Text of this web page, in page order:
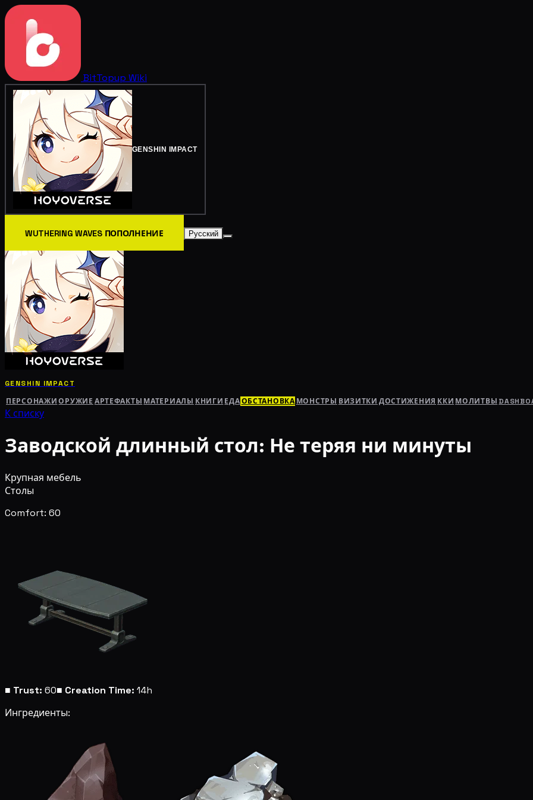
BitTopup Wiki
GENSHIN IMPACT
WUTHERING WAVES ПОПОЛНЕНИЕ Русский
GENSHIN IMPACT
ПЕРСОНАЖИ ОРУЖИЕ АРТЕФАКТЫ МАТЕРИАЛЫ КНИГИ ЕДАОБСТАНОВКА МОНСТРЫ ВИЗИТКИ ДОСТИЖЕНИЯ ККИ МОЛИТВЫ
К списку
Заводской длинный стол: Не теряя ни минуты
Крупная мебель
Столы
Comfort: 60
■ Trust: 60■ Creation Time: 14h
Ингредиенты: